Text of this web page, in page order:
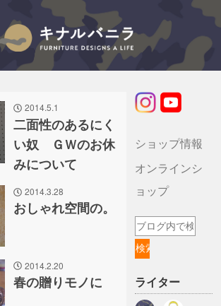
2014.5.1
二面性のあるにく
い奴 ＧＷのお休
みについて
2014.3.28
おしゃれ空間の。
2014.2.20
春の贈りモノに
ショップ情報
オンラインシ
ョップ
ライター